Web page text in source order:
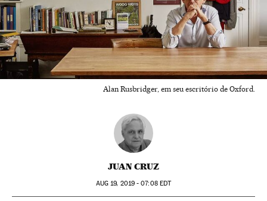
Alan Rusbridger, em seu escritório de Oxford.
JUAN CRUZ
AUG 19, 2019 - 07:08EDT